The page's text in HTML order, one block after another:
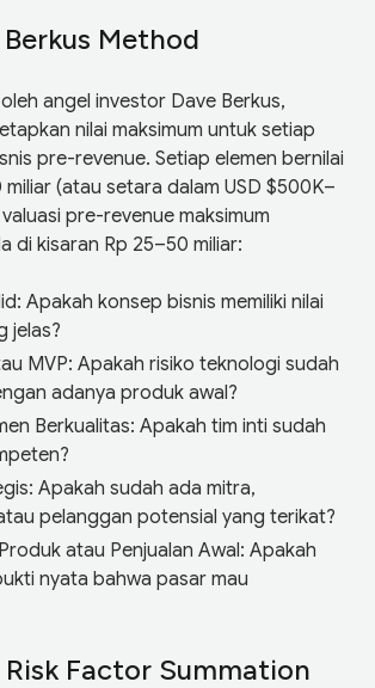
Method
angel investor Dave Berkus,
nilai maksimum untuk setiap
pre-revenue. Setiap elemen bernilai
(atau setara dalam USD $500K–
pre-revenue maksimum
di kisaran Rp 25–50 miliar:
Apakah konsep bisnis memiliki nilai
jelas?
MVP: Apakah risiko teknologi sudah
adanya produk awal?
Berkualitas: Apakah tim inti sudah
Apakah sudah ada mitra,
pelanggan potensial yang terikat?
atau Penjualan Awal: Apakah
nyata bahwa pasar mau
Factor Summation